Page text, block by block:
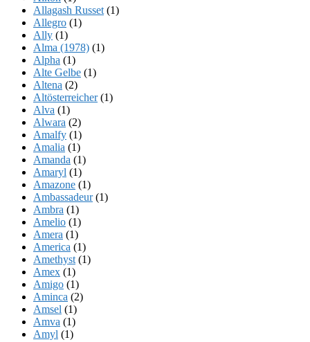
Allagash Russet (1)
Allegro (1)
Ally (1)
Alma (1978) (1)
Alpha (1)
Alte Gelbe (1)
Altena (2)
Altösterreicher(1)
Alva (1)
Alwara (2)
Amalfy (1)
Amalia (1)
Amanda (1)
Amaryl (1)
Amazone (1)
Ambassadeur(1)
Ambra (1)
Amelio (1)
Amera (1)
America (1)
Amethyst (1)
Amex (1)
Amigo (1)
Aminca (2)
Amsel (1)
Amva (1)
Amyl (1)